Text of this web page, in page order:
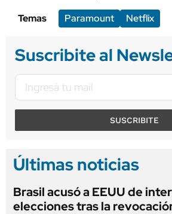
Temas
Paramount Netflix
Suscribite al
SUSCRIBITE
Últimas noticias
Brasil acusó a EEUU de
elecciones tras la